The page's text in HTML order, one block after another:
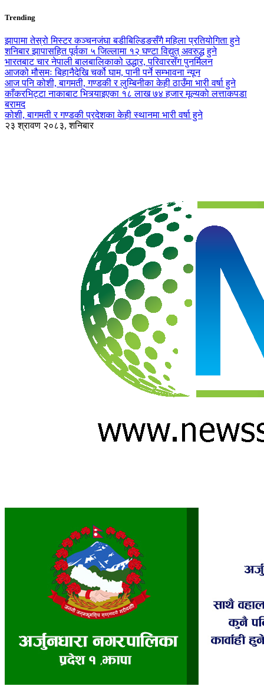
Trending
झापामा तेस्रो मिस्टर कञ्चनजंघा बडीबिल्डिङसँगै महिला प्रतियोगिता हुने
शनिबार झापासहित पूर्वका ५ जिल्लामा १२ घण्टा विद्युत् अवरुद्ध हुने
भारतबाट चार नेपाली बालबालिकाको उद्धार, परिवारसँग पुनर्मिलन
आजको मौसमः बिहानैदेखि चर्को घाम, पानी पर्ने सम्भावना न्यून
आज पनि कोशी, बागमती, गण्डकी र लुम्बिनीका केही ठाउँमा भारी वर्षा हुने
काँकरभिट्टा नाकाबाट भित्र्याइएका १८ लाख ७४ हजार मूल्यकाे लत्ताकपडा
बरामद
कोशी, बागमती र गण्डकी प्रदेशका केही स्थानमा भारी वर्षा हुने
२३ श्रावण २०८३, शनिबार